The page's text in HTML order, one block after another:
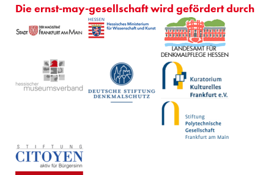
Die ernst-may-gesellschaft wird gefördert durch